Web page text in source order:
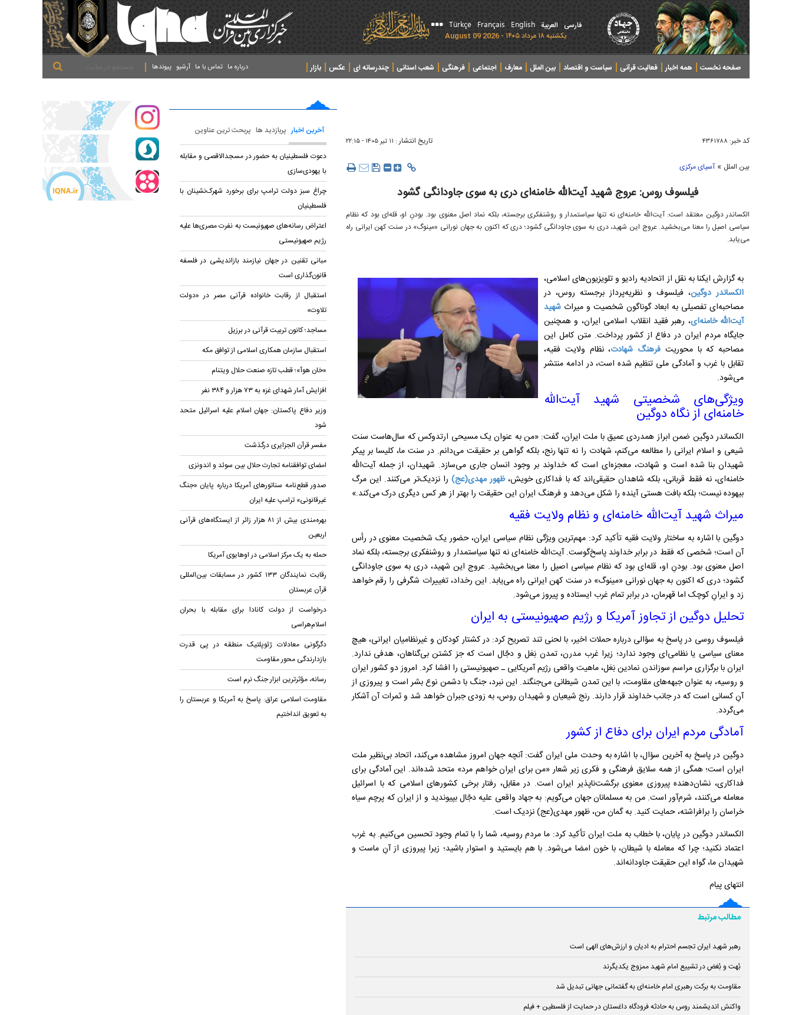
فارسی العربیة English
Français
Türkçe
يکشنبه ۱۸ مرداد ۱۴۰۵ - 2026 August 09
صفحه نخست همه اخبار فعالیت قرآنی سیاست و اقتصاد بین الملل معارف اجتماعی فرهنگی شعب استانی چندرسانه ای عکس
بازار
پیوندها آرشیو تماس با ما درباره ما
کد خبر: ۴۳۶۱۷۸۸ تاریخ انتشار : ۱۱ تير ۱۴۰۵ - ۲۲:۱۵
بین الملل » آسیای مرکزی
فیلسوف روس: عروج شهید آیت‌الله خامنه‌ای دری به سوی جاودانگی گشود
الکساندر دوگین معتقد است: آیت‌الله خامنه‌ای نه تنها سیاستمدار و روشنفکری برجسته، بلکه نماد اصل معنوی بود. بودنِ او، قله‌ای بود که نظام
سیاسی اصیل را معنا می‌بخشید. عروج این شهید، دری به سوی جاودانگی گشود؛ دری که اکنون به جهان نورانی «مینوگ» در سنت کهن ایرانی راه
می‌یابد.
به گزارش ایکنا به نقل از اتحادیه رادیو و تلویزیون‌های اسلامی،
الکساندر دوگین، فیلسوف و نظریه‌پرداز برجسته روس، در
مصاحبه‌ای تفصیلی به ابعاد گوناگون شخصیت و میراث شهید
آیت‌الله خامنه‌ای، رهبر فقید انقلاب اسلامی ایران، و همچنین
جایگاه مردم ایران در دفاع از کشور پرداخت. متن کامل این
مصاحبه که با محوریت فرهنگ شهادت، نظام ولایت فقیه،
تقابل با غرب و آمادگی ملی تنظیم شده است، در ادامه منتشر
می‌شود.
ویژگی‌های شخصیتی شهید آیت‌الله
خامنه‌ای از نگاه دوگین
الکساندر دوگین ضمن ابراز همدردی عمیق با ملت ایران، گفت: «من به عنوان یک مسیحی ارتدوکس که سال‌هاست سنت
شیعی و اسلام ایرانی را مطالعه می‌کنم، شهادت را نه تنها رنج، بلکه گواهی بر حقیقت می‌دانم. در سنت ما، کلیسا بر پیکر
شهیدان بنا شده است و شهادت، معجزه‌ای است که خداوند بر وجود انسان جاری می‌سازد. شهیدان، از جمله آیت‌الله
خامنه‌ای، نه فقط قربانی، بلکه شاهدان حقیقی‌اند که با فداکاری خویش،ظهور مهدی(عج) را نزدیک‌تر می‌کنند. این مرگ
بیهوده نیست؛ بلکه بافت هستی آینده را شکل می‌دهد و فرهنگ ایران این حقیقت را بهتر از هر کس دیگری درک می‌کند.»
میراث شهید آیت‌الله خامنه‌ای و نظام ولایت فقیه
دوگین با اشاره به ساختار ولایت فقیه تأکید کرد: مهم‌ترین ویژگی نظام سیاسی ایران، حضور یک شخصیت معنوی در رأس
آن است؛ شخصی که فقط در برابر خداوند پاسخ‌گوست. آیت‌الله خامنه‌ای نه تنها سیاستمدار و روشنفکری برجسته، بلکه نماد
اصل معنوی بود. بودنِ او، قله‌ای بود که نظام سیاسی اصیل را معنا می‌بخشید. عروج این شهید، دری به سوی جاودانگی
گشود؛ دری که اکنون به جهان نورانی «مینوگ» در سنت کهن ایرانی راه می‌یابد. این رخداد، تغییرات شگرفی را رقم خواهد
زد و ایرانِ کوچک اما قهرمان، در برابر تمام غرب ایستاده و پیروز می‌شود.
تحلیل دوگین از تجاوز آمریکا و رژیم صهیونیستی به ایران
فیلسوف روسی در پاسخ به سؤالی درباره حملات اخیر، با لحنی تند تصریح کرد: در کشتار کودکان و غیرنظامیان ایرانی، هیچ
معنای سیاسی یا نظامی‌ای وجود ندارد؛ زیرا غرب مدرن، تمدن بَعَل و دجّال است که جز کشتن بی‌گناهان، هدفی ندارد.
ایران با برگزاری مراسم سوزاندن نمادین بَعَل، ماهیت واقعی رژیم آمریکایی ـ صهیونیستی را افشا کرد. امروز دو کشور ایران
و روسیه، به عنوان جبهه‌های مقاومت، با این تمدن شیطانی می‌جنگند. این نبرد، جنگ با دشمن نوع بشر است و پیروزی از
آنِ کسانی است که در جانب خداوند قرار دارند. رنج شیعیان و شهیدان روس، به زودی جبران خواهد شد و ثمرات آن آشکار
می‌گردد.
آمادگی مردم ایران برای دفاع از کشور
دوگین در پاسخ به آخرین سؤال، با اشاره به وحدت ملی ایران گفت: آنچه جهان امروز مشاهده می‌کند، اتحاد بی‌نظیر ملت
ایران است؛ همگی از همه سلایق فرهنگی و فکری زیر شعار «من برای ایران خواهم مرد» متحد شده‌اند. این آمادگی برای
فداکاری، نشان‌دهنده پیروزی معنوی برگشت‌ناپذیر ایران است. در مقابل، رفتار برخی کشورهای اسلامی که با اسرائیل
معامله می‌کنند، شرم‌آور است. من به مسلمانان جهان می‌گویم: به جهاد واقعی علیه دجّال بپیوندید و از ایران که پرچم سیاه
خراسان را برافراشته، حمایت کنید. به گمان من، ظهور مهدی(عج) نزدیک است.
الکساندر دوگین در پایان، با خطاب به ملت ایران تأکید کرد: ما مردم روسیه، شما را با تمام وجود تحسین می‌کنیم. به غرب
اعتماد نکنید؛ چرا که معامله با شیطان، با خون امضا می‌شود. با هم بایستید و استوار باشید؛ زیرا پیروزی از آنِ ماست و
شهیدان ما، گواه این حقیقت جاودانه‌اند.
انتهای پیام
مطالب مرتبط
رهبر شهید ایران تجسم احترام به ادیان و ارزش‌های الهی است
بُهت و بُغض در تشییع امام شهید ممزوج یکدیگرند
مقاومت به برکت رهبری امام خامنه‌ای به گفتمانی جهانی تبدیل شد
واکنش اندیشمند روس به حادثه فرودگاه داغستان در حمایت از فلسطین + فیلم
آخرین اخبار پربازدید ها پربحث ترین عناوین
دعوت فلسطینیان به حضور در مسجدالاقصی و مقابله
با یهودی‌سازی
چراغ سبز دولت ترامپ برای برخورد شهرک‌نشینان با
فلسطینیان
اعتراض رسانه‌های صهیونیست به نفرت مصری‌ها علیه
رژیم صهیونیستی
مبانی تقنین در جهان نیازمند بازاندیشی در فلسفه
قانون‌گذاری است
استقبال از رقابت خانواده قرآنی مصر در «دولت
تلاوت»
مساجد؛ کانون تربیت قرآنی در برزیل
استقبال سازمان همکاری اسلامی از توافق مکه
«خان هوآ»؛ قطب تازه صنعت حلال ویتنام
افزایش آمار شهدای غزه به ۷۳ هزار و ۳۸۴ نفر
وزیر دفاع پاکستان: جهان اسلام علیه اسرائیل متحد
شود
مفسر قرآن الجزایری درگذشت
امضای توافقنامه تجارت حلال بین سوئد و اندونزی
صدور قطع‌نامه سناتورهای آمریکا درباره پایان «جنگ
غیرقانونی» ترامپ علیه ایران
بهره‌مندی بیش از ۸۱ هزار زائر از ایستگاه‌های قرآنی
اربعین
حمله به یک مرکز اسلامی در اوهایوی آمریکا
رقابت نمایندگان ۱۳۳ کشور در مسابقات بین‌المللی
قرآن عربستان
درخواست از دولت کانادا برای مقابله با بحران
اسلام‌هراسی
دگرگونی معادلات ژئوپلتیک منطقه در پی قدرت
بازدارندگی محور مقاومت
رسانه، مؤثرترین ابزار جنگ نرم است
مقاومت اسلامی عراق: پاسخ به آمریکا و عربستان را
به تعویق انداختیم